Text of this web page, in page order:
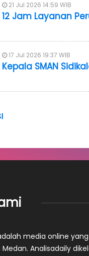
21 Jul 2026 14:59 WIB
12 Jam Layanan
17 Jul 2026 19:37 WIB
Kepala SMAN
media online yang
Analisadaily